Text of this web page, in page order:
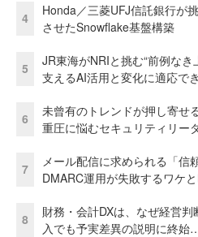
4
Honda／三菱UFJ信託銀行が
させたSnowflake基盤構築
5
JR東海がNRIと挑む“前例な
支えるAI活用と変化に適応で
6
未曾有のトレンドが押し寄せ
重圧に悩むセキュリティリー
7
メール配信に求められる「信
DMARC運用が失敗するワケ
8
財務・会計DXは、なぜ経営
入でも予実差異の説明に終